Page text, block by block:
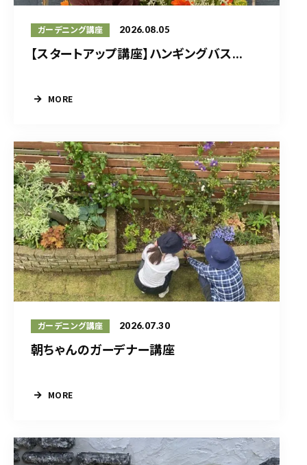
ガーデニング講座 2026.08.05
【スタートアップ講座】ハンギングバス...
MORE
ガーデニング講座 2026.07.30
朝ちゃんのガーデナー講座
MORE